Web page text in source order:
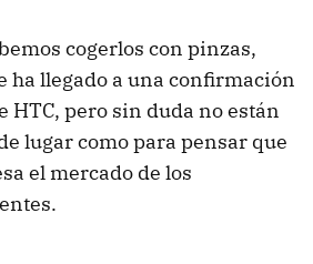
cogerlos con pinzas,
ha llegado a una confirmación
HTC, pero sin duda no están
lugar como para pensar que
el mercado de los